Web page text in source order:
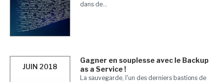
dans de...
JUIN 2018
Gagner en souplesse avec le Backup
as a Service !
La sauvegarde, l'un des derniers bastions de